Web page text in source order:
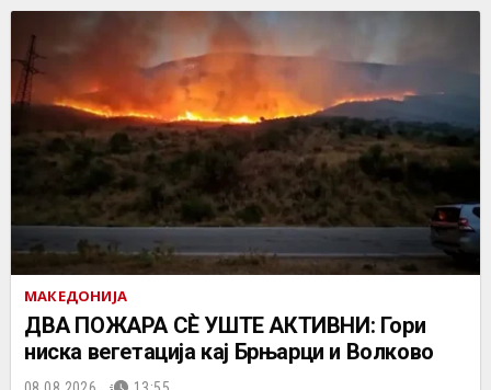
МАКЕДОНИЈА
ДВА ПОЖАРА СÈ УШТЕ АКТИВНИ: Гори
ниска вегетација кај Брњарци и Волково